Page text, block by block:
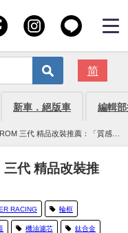
简
新車．絕版車 編輯
三代 精品改裝推薦：「質感緊
代 精品改裝推
RACING 輪框
機油濾芯 鈦合金